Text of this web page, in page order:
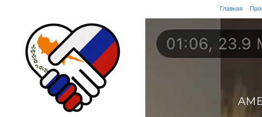
к
содержимому
Главная